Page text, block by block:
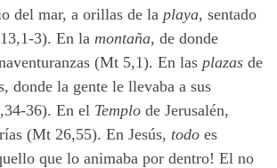
del mar, a orillas de la playa, sentado
3). En la montaña, de donde
(Mt 5,1). En las plazas de
donde la gente le llevaba a sus
36). En el Templo de Jerusalén,
(Mt 26,55). En Jesús, todo es
que lo animaba por dentro! El no